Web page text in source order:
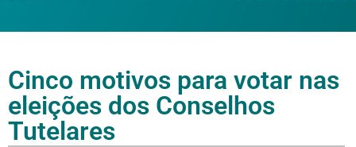
Cinco motivos para votar nas
eleições dos Conselhos
Tutelares